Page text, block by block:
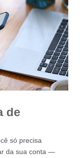
de
só precisa
da sua conta —